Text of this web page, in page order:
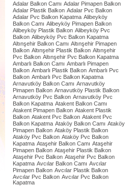
Adalar Balkon Camı Adalar Pimapen Balkon
Adalar Plastik Balkon Adalar Pvc Balkon
Adalar Pvc Balkon Kapatma Alibeyköy
Balkon Camı Alibeyköy Pimapen Balkon
Alibeyköy Plastik Balkon Alibeyköy Pvc
Balkon Alibeyköy Pvc Balkon Kapatma
Altınşehir Balkon Camı Altınşehir Pimapen
Balkon Altınşehir Plastik Balkon Altınşehir
Pvc Balkon Altınşehir Pvc Balkon Kapatma
Ambarlı Balkon Camı Ambarlı Pimapen
Balkon Ambarlı Plastik Balkon Ambarlı Pvc
Balkon Ambarlı Pvc Balkon Kapatma
Arnavutköy Balkon Camı Arnavutköy
Pimapen Balkon Arnavutköy Plastik Balkon
Arnavutköy Pvc Balkon Arnavutköy Pvc
Balkon Kapatma Atakent Balkon Camı
Atakent Pimapen Balkon Atakent Plastik
Balkon Atakent Pvc Balkon Atakent Pvc
Balkon Kapatma Ataköy Balkon Camı Ataköy
Pimapen Balkon Ataköy Plastik Balkon
Ataköy Pvc Balkon Ataköy Pvc Balkon
Kapatma Ataşehir Balkon Camı Ataşehir
Pimapen Balkon Ataşehir Plastik Balkon
Ataşehir Pvc Balkon Ataşehir Pvc Balkon
Kapatma Avcılar Balkon Camı Avcılar
Pimapen Balkon Avcılar Plastik Balkon
Avcılar Pvc Balkon Avcılar Pvc Balkon
Kapatma